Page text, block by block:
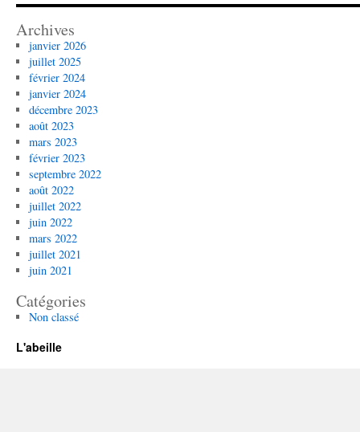
2024
Archives
janvier 2026
juillet 2025
février 2024
janvier 2024
décembre 2023
août 2023
mars 2023
février 2023
septembre 2022
août 2022
juillet 2022
juin 2022
mars 2022
juillet 2021
juin 2021
Catégories
Non classé
L'abeille